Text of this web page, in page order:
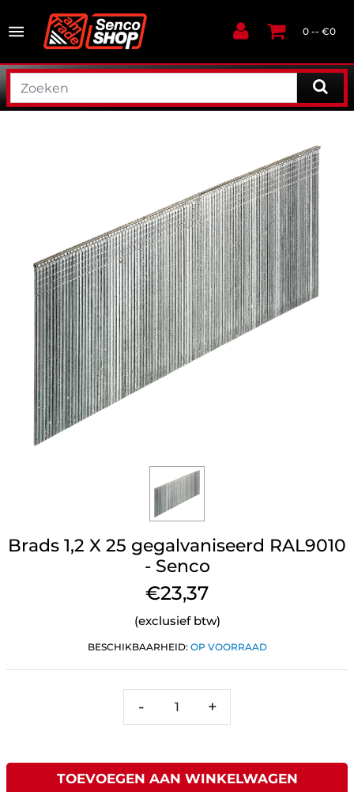
0 -- €0
Brads 1,2 X 25 gegalvaniseerd RAL9010
- Senco
€23,37
(exclusief btw)
BESCHIKBAARHEID: OP VOORRAAD
- +
TOEVOEGEN AAN WINKELWAGEN